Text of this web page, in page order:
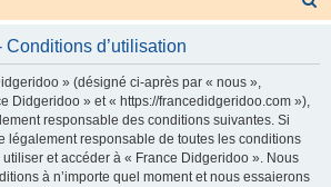
d’utilisation
» (désigné ci-après par « nous »,
Didgeridoo » et « https://francedidgeridoo.com »),
responsable des conditions suivantes. Si
légalement responsable de toutes les conditions
et accéder à « France Didgeridoo ». Nous
à n’importe quel moment et nous essaierons